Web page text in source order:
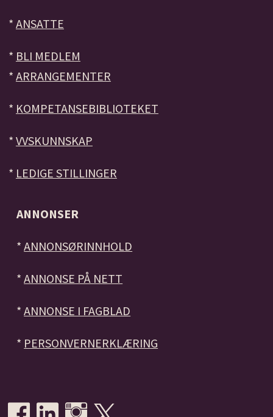
* ANSATTE
* BLI MEDLEM
* ARRANGEMENTER
* KOMPETANSEBIBLIOTEKET
* VVSKUNNSKAP
* LEDIGE STILLINGER
ANNONSER
*ANNONSØRINNHOLD
*ANNONSE PÅ NETT
*ANNONSE I FAGBLAD
* PERSONVERNERKLÆRING